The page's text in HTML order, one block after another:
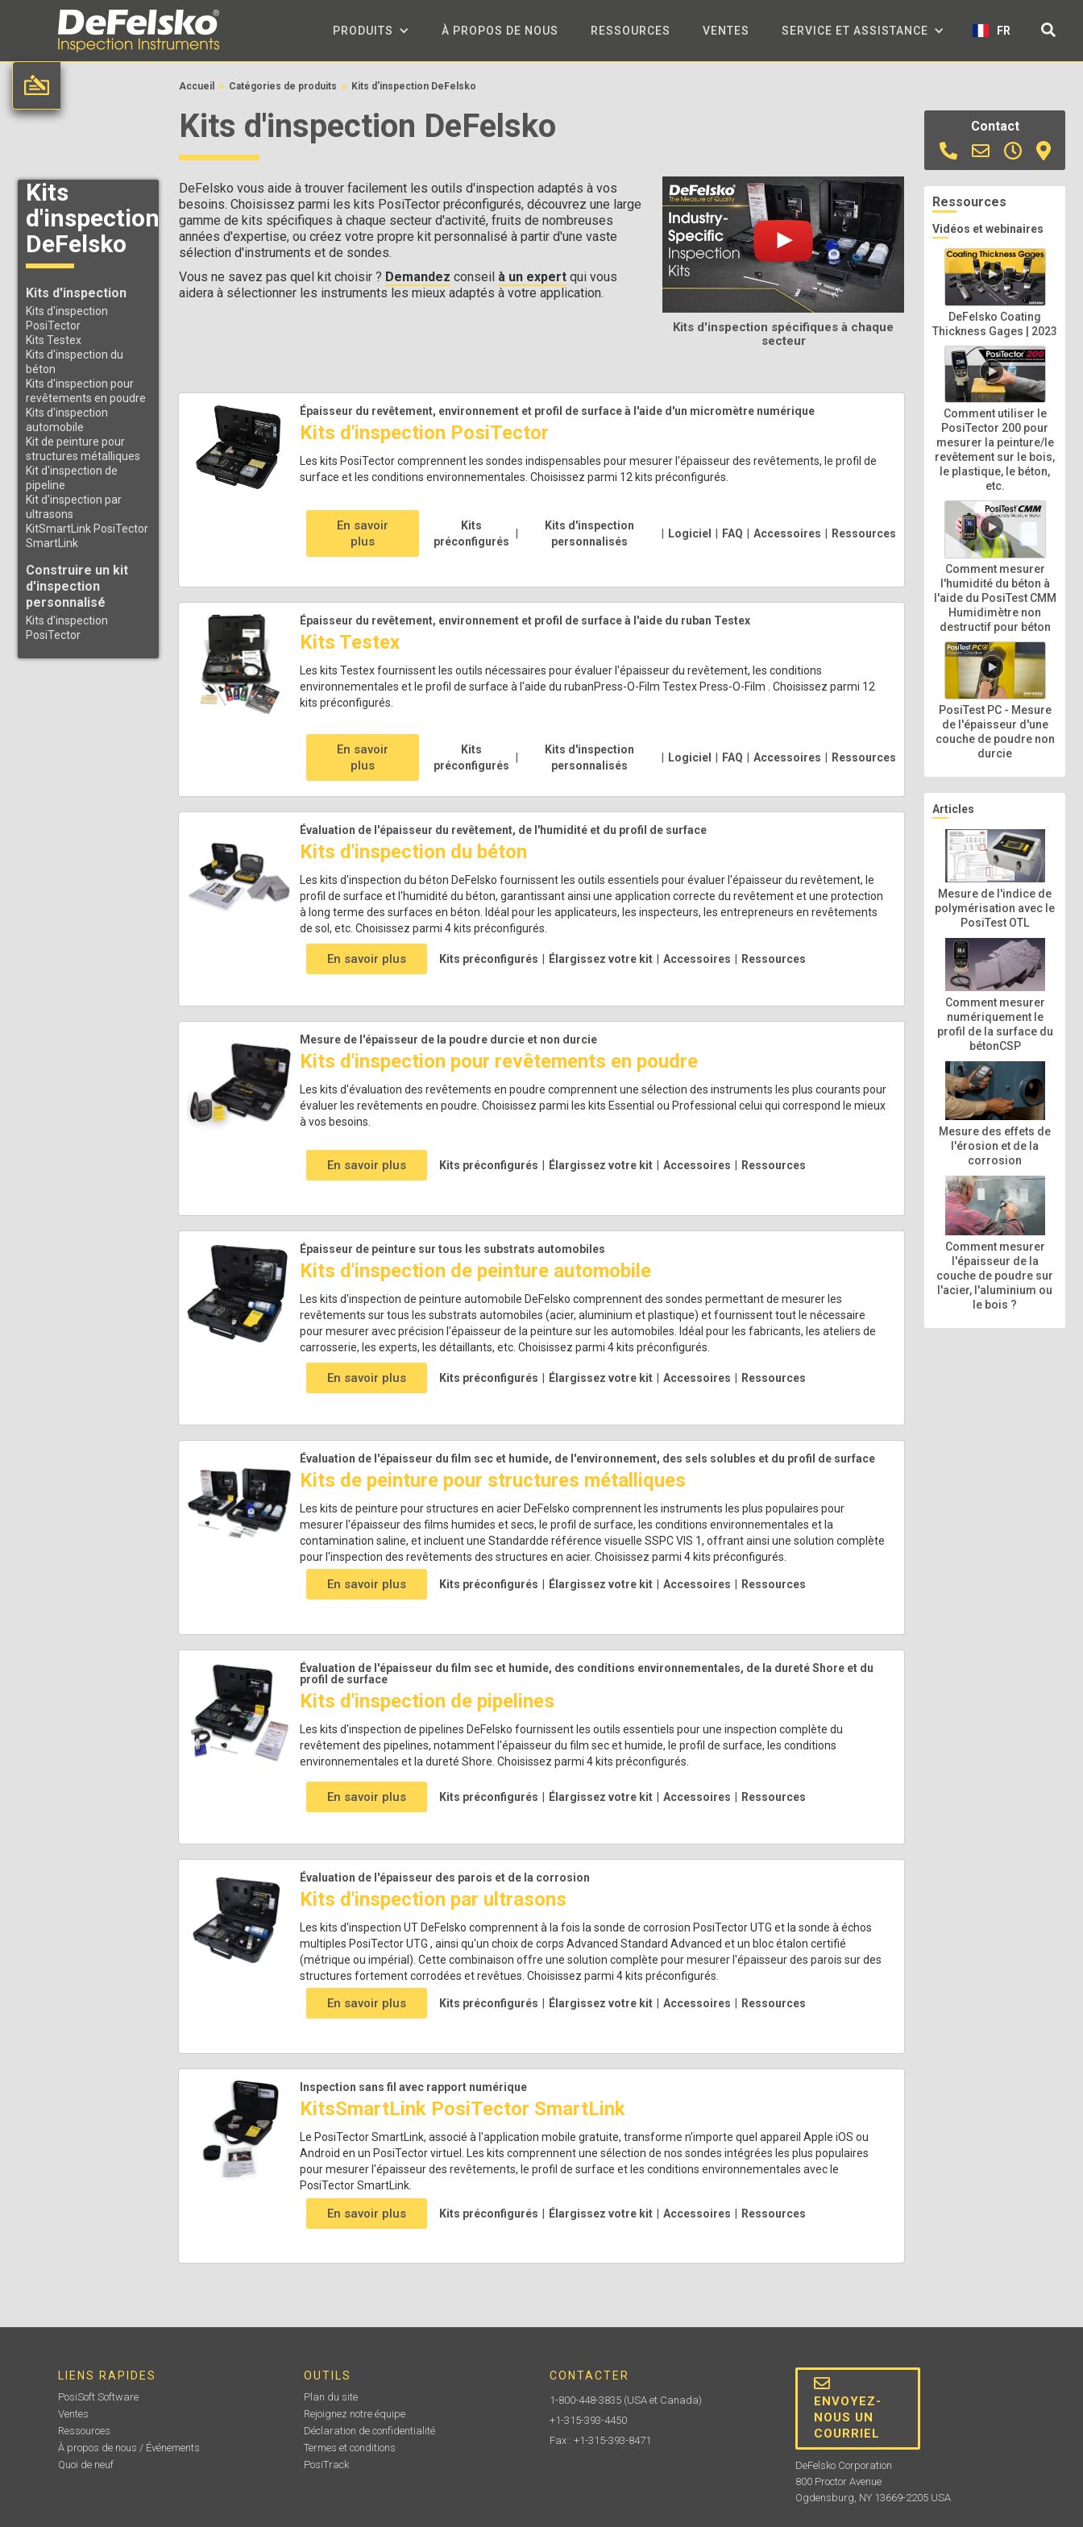
PRODUITS À PROPOS DE NOUS RESSOURCES VENTES SERVICE ET ASSISTANCE FR
Contact
Ressources
Vidéos et webinaires
DeFelsko Coating
Thickness Gages | 2023
Comment utiliser le
PosiTector 200 pour
mesurer la peinture/le
revêtement sur le bois,
le plastique, le béton,
etc.
Comment mesurer
l'humidité du béton à
l'aide du PosiTest CMM
Humidimètre non
destructif pour béton
PosiTest PC - Mesure
de l'épaisseur d'une
couche de poudre non
durcie
Articles
Mesure de l'indice de
polymérisation avec le
PosiTest OTL
Comment mesurer
numériquement le
profil de la surface du
bétonCSP
Mesure des effets de
l'érosion et de la
corrosion
Comment mesurer
l'épaisseur de la
couche de poudre sur
l'acier, l'aluminium ou
le bois ?
Kits
d'inspection
DeFelsko
Kits d'inspection
Kits d'inspection
PosiTector
Kits Testex
Kits d'inspection du
béton
Kits d'inspection pour
revêtements en poudre
Kits d'inspection
automobile
Kit de peinture pour
structures métalliques
Kit d'inspection de
pipeline
Kit d'inspection par
ultrasons
KitSmartLink PosiTector
SmartLink
Construire un kit
d'inspection
personnalisé
Kits d'inspection
PosiTector
Accueil > Catégories de produits > Kits d'inspection DeFelsko
Kits d'inspection DeFelsko
Kits d'inspection spécifiques à chaque
secteur
DeFelsko vous aide à trouver facilement les outils d'inspection adaptés à vos
besoins. Choisissez parmi les kits PosiTector préconfigurés, découvrez une large
gamme de kits spécifiques à chaque secteur d'activité, fruits de nombreuses
années d'expertise, ou créez votre propre kit personnalisé à partir d'une vaste
sélection d'instruments et de sondes.
Vous ne savez pas quel kit choisir ? Demandez conseil à un expertqui vous
aidera à sélectionner les instruments les mieux adaptés à votre application.
Épaisseur du revêtement, environnement et profil de surface à l'aide d'un micromètre numérique
Kits d'inspection PosiTector
Les kits PosiTector comprennent les sondes indispensables pour mesurer l'épaisseur des revêtements, le profil de
surface et les conditions environnementales. Choisissez parmi 12 kits préconfigurés.
En savoir
plus
Kits
préconfigurés
Kits d'inspection
personnalisés
Logiciel FAQ Accessoires Ressources
Épaisseur du revêtement, environnement et profil de surface à l'aide du ruban Testex
Kits Testex
Les kits Testex fournissent les outils nécessaires pour évaluer l'épaisseur du revêtement, les conditions
environnementales et le profil de surface à l'aide du rubanPress-O-Film Testex Press-O-Film . Choisissez parmi 12
kits préconfigurés.
En savoir
plus
Kits
préconfigurés
Kits d'inspection
personnalisés
Logiciel FAQ Accessoires Ressources
Évaluation de l'épaisseur du revêtement, de l'humidité et du profil de surface
Kits d'inspection du béton
Les kits d'inspection du béton DeFelsko fournissent les outils essentiels pour évaluer l'épaisseur du revêtement, le
profil de surface et l'humidité du béton, garantissant ainsi une application correcte du revêtement et une protection
à long terme des surfaces en béton. Idéal pour les applicateurs, les inspecteurs, les entrepreneurs en revêtements
de sol, etc. Choisissez parmi 4 kits préconfigurés.
En savoir plus Kits préconfigurés Élargissez votre kit Accessoires Ressources
Mesure de l'épaisseur de la poudre durcie et non durcie
Kits d'inspection pour revêtements en poudre
Les kits d'évaluation des revêtements en poudre comprennent une sélection des instruments les plus courants pour
évaluer les revêtements en poudre. Choisissez parmi les kits Essential ou Professional celui qui correspond le mieux
à vos besoins.
En savoir plus Kits préconfigurés Élargissez votre kit Accessoires Ressources
Épaisseur de peinture sur tous les substrats automobiles
Kits d'inspection de peinture automobile
Les kits d'inspection de peinture automobile DeFelsko comprennent des sondes permettant de mesurer les
revêtements sur tous les substrats automobiles (acier, aluminium et plastique) et fournissent tout le nécessaire
pour mesurer avec précision l'épaisseur de la peinture sur les automobiles. Idéal pour les fabricants, les ateliers de
carrosserie, les experts, les détaillants, etc. Choisissez parmi 4 kits préconfigurés.
En savoir plus Kits préconfigurés Élargissez votre kit Accessoires Ressources
Évaluation de l'épaisseur du film sec et humide, de l'environnement, des sels solubles et du profil de surface
Kits de peinture pour structures métalliques
Les kits de peinture pour structures en acier DeFelsko comprennent les instruments les plus populaires pour
mesurer l'épaisseur des films humides et secs, le profil de surface, les conditions environnementales et la
contamination saline, et incluent une Standardde référence visuelle SSPC VIS 1, offrant ainsi une solution complète
pour l'inspection des revêtements des structures en acier. Choisissez parmi 4 kits préconfigurés.
En savoir plus Kits préconfigurés Élargissez votre kit Accessoires Ressources
Évaluation de l'épaisseur du film sec et humide, des conditions environnementales, de la dureté Shore et du
profil de surface
Kits d'inspection de pipelines
Les kits d'inspection de pipelines DeFelsko fournissent les outils essentiels pour une inspection complète du
revêtement des pipelines, notamment l'épaisseur du film sec et humide, le profil de surface, les conditions
environnementales et la dureté Shore. Choisissez parmi 4 kits préconfigurés.
En savoir plus Kits préconfigurés Élargissez votre kit Accessoires Ressources
Évaluation de l'épaisseur des parois et de la corrosion
Kits d'inspection par ultrasons
Les kits d'inspection UT DeFelsko comprennent à la fois la sonde de corrosion PosiTector UTG et la sonde à échos
multiples PosiTector UTG , ainsi qu'un choix de corps Advanced Standard Advanced et un bloc étalon certifié
(métrique ou impérial). Cette combinaison offre une solution complète pour mesurer l'épaisseur des parois sur des
structures fortement corrodées et revêtues. Choisissez parmi 4 kits préconfigurés.
En savoir plus Kits préconfigurés Élargissez votre kit Accessoires Ressources
Inspection sans fil avec rapport numérique
KitsSmartLink PosiTector SmartLink
Le PosiTector SmartLink, associé à l'application mobile gratuite, transforme n'importe quel appareil Apple iOS ou
Android en un PosiTector virtuel. Les kits comprennent une sélection de nos sondes intégrées les plus populaires
pour mesurer l'épaisseur des revêtements, le profil de surface et les conditions environnementales avec le
PosiTector SmartLink.
En savoir plus Kits préconfigurés Élargissez votre kit Accessoires Ressources
LIENS RAPIDES
PosiSoft Software
Ventes
Ressources
À propos de nous / Événements
Quoi de neuf
OUTILS
Plan du site
Rejoignez notre équipe
Déclaration de confidentialité
Termes et conditions
PosiTrack
CONTACTER
1-800-448-3835 (USA et Canada)
+1-315-393-4450
Fax : +1-315-393-8471
ENVOYEZ-
NOUS UN
COURRIEL
DeFelsko Corporation
800 Proctor Avenue
Ogdensburg, NY 13669-2205 USA